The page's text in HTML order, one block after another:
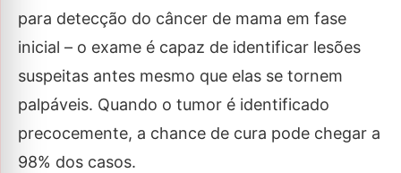
para detecção do câncer de mama em fase
inicial – o exame é capaz de identificar lesões
suspeitas antes mesmo que elas se tornem
palpáveis. Quando o tumor é identificado
precocemente, a chance de cura pode chegar a
98% dos casos.